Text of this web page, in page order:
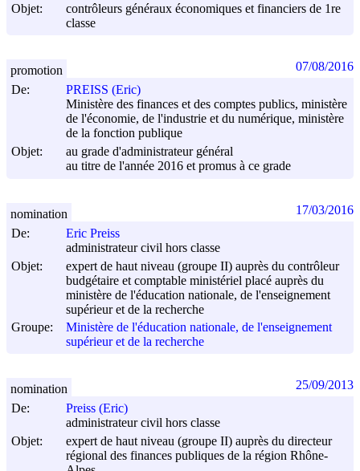
Objet:
contrôleurs généraux économiques et financiers de 1re
classe
De:
PREISS (Eric)
Ministère des finances et des comptes publics, ministère
de l'économie, de l'industrie et du numérique, ministère
de la fonction publique
Objet:
au grade d'administrateur général
au titre de l'année 2016 et promus à ce grade
promotion 07/08/2016
De:
Eric Preiss
administrateur civil hors classe
Objet:
expert de haut niveau (groupe II) auprès du contrôleur
budgétaire et comptable ministériel placé auprès du
ministère de l'éducation nationale, de l'enseignement
supérieur et de la recherche
Groupe:
Ministère de l'éducation nationale, de l'enseignement
supérieur et de la recherche
nomination 17/03/2016
De:
Preiss (Eric)
administrateur civil hors classe
Objet:
expert de haut niveau (groupe II) auprès du directeur
régional des finances publiques de la région Rhône-
nomination 25/09/2013